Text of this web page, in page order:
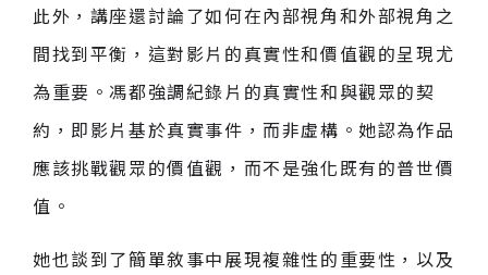
此外，講座還討論了如何在內部視角和外部視角之
間找到平衡，這對影片的真實性和價值觀的呈現尤
為重要。馮都強調紀錄片的真實性和與觀眾的契
約，即影片基於真實事件，而非虛構。她認為作品
應該挑戰觀眾的價值觀，而不是強化既有的普世價
值。
她也談到了簡單敘事中展現複雜性的重要性，以及